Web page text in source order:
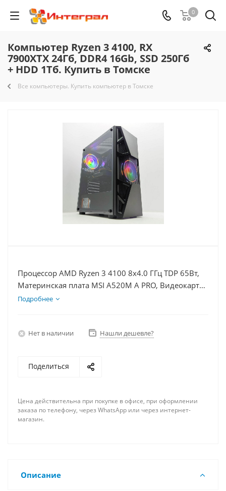
0
Компьютер Ryzen 3 4100, RX
7900XTX 24Гб, DDR4 16Gb, SSD 250Гб
+ HDD 1Тб. Купить в Томске
Все компьютеры. Купить компьютер в Томске
Процессор AMD Ryzen 3 4100 8x4.0 ГГц TDP 65Вт,
Материнская плата MSI A520M A PRO, Видеокарта
RX 7900XTX 24Гб, Память DDR4 16Gb, Диски
Подробнее
Нет в наличии Нашли дешевле?
Поделиться
Цена действительна при покупке в офисе, при оформлении
заказа по телефону, через WhatsApp или через интернет-
магазин.
Описание